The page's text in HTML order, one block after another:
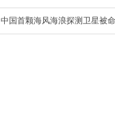
中国首颗海风海浪探测卫星被